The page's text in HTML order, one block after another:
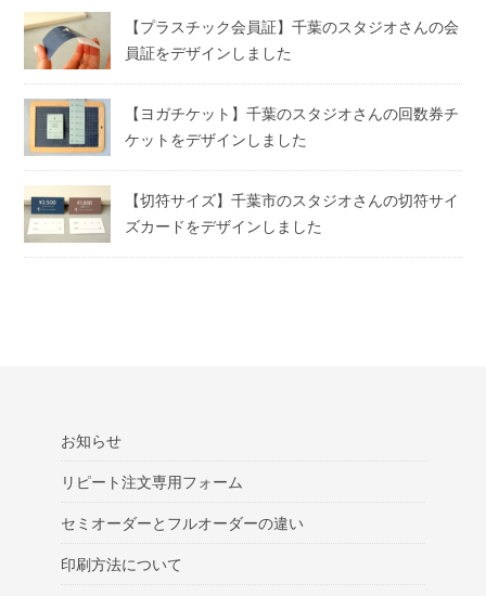
【プラスチック会員証】千葉のスタジオさんの会
員証をデザインしました
【ヨガチケット】千葉のスタジオさんの回数券チ
ケットをデザインしました
【切符サイズ】千葉市のスタジオさんの切符サイ
ズカードをデザインしました
お知らせ
リピート注文専用フォーム
セミオーダーとフルオーダーの違い
印刷方法について